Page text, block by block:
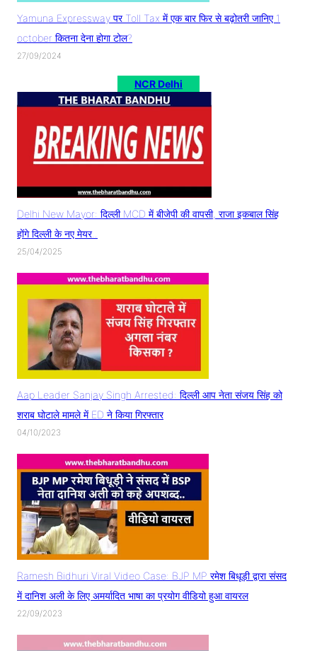
Yamuna Expressway पर Toll Tax में एक बार फिर से बढ़ोतरी जानिए 1
october कितना देना होगा टोल?
27/09/2024
NCR Delhi
Delhi New Mayor: दिल्ली MCD में बीजेपी की वापसी, राजा इकबाल सिंह
होंगे दिल्ली के नए मेयर..
25/04/2025
Aap Leader Sanjay Singh Arrested: दिल्ली आप नेता संजय सिंह को
शराब घोटाले मामले में ED ने किया गिरफ्तार
04/10/2023
Ramesh Bidhuri Viral Video Case: BJP MP रमेश बिधूड़ी द्वारा संसद
में दानिश अली के लिए अमर्यादित भाषा का प्रयोग वीडियो हुआ वायरल
22/09/2023